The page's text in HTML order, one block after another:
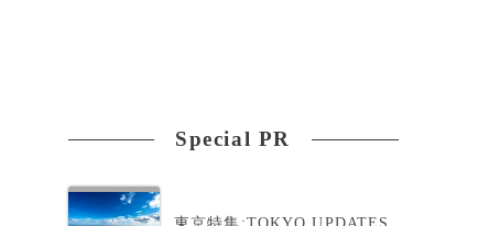
Special PR
東京特集:TOKYO UPDATES